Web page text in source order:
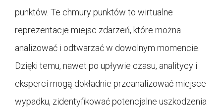
punktów. Te chmury punktów to wirtualne
reprezentacje miejsc zdarzeń, które można
analizować i odtwarzać w dowolnym momencie.
Dzięki temu, nawet po upływie czasu, analitycy i
eksperci mogą dokładnie przeanalizować miejsce
wypadku, zidentyfikować potencjalne uszkodzenia